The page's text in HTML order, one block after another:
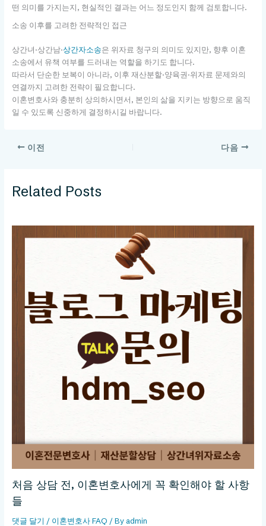
떤 의미를 가지는지, 현실적인 결과는 어느 정도인지 함께 검토합니다.
소송 이후를 고려한 전략적인 접근
상간녀·상간남·상간자소송은 위자료 청구의 의미도 있지만, 향후 이혼
소송에서 유책 여부를 드러내는 역할을 하기도 합니다.
따라서 단순한 보복이 아니라, 이후 재산분할·양육권·위자료 문제와의
연결까지 고려한 전략이 필요합니다.
이혼변호사와 충분히 상의하시면서, 본인의 삶을 지키는 방향으로 움직
일 수 있도록 신중하게 결정하시길 바랍니다.
이전 다음
Related Posts
처음 상담 전, 이혼변호사에게 꼭 확인해야 할 사항
들
댓글 달기 / 이혼변호사 FAQ / By admin